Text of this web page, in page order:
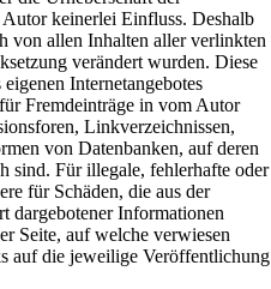
keinerlei Einfluss. Deshalb
von allen Inhalten aller verlinkten
verändert wurden. Diese
Internetangebotes
Fremdeinträge in vom Autor
Linkverzeichnissen,
von Datenbanken, auf deren
sind. Für illegale, fehlerhafte oder
für Schäden, die aus der
dargebotener Informationen
Seite, auf welche verwiesen
auf die jeweilige Veröffentlichung